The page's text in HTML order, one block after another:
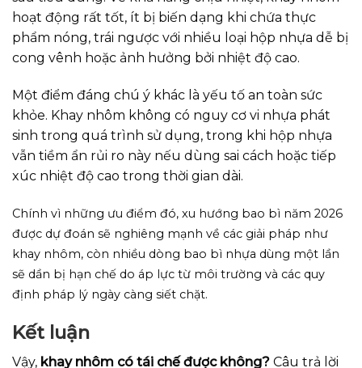
hoạt động rất tốt, ít bị biến dạng khi chứa thực
phẩm nóng, trái ngược với nhiều loại hộp nhựa dễ bị
cong vênh hoặc ảnh hưởng bởi nhiệt độ cao.
Một điểm đáng chú ý khác là yếu tố an toàn sức
khỏe. Khay nhôm không có nguy cơ vi nhựa phát
sinh trong quá trình sử dụng, trong khi hộp nhựa
vẫn tiềm ẩn rủi ro này nếu dùng sai cách hoặc tiếp
xúc nhiệt độ cao trong thời gian dài.
Chính vì những ưu điểm đó, xu hướng bao bì năm 2026
được dự đoán sẽ nghiêng mạnh về các giải pháp như
khay nhôm, còn nhiều dòng bao bì nhựa dùng một lần
sẽ dần bị hạn chế do áp lực từ môi trường và các quy
định pháp lý ngày càng siết chặt.
Kết luận
Vậy, khay nhôm có tái chế được không? Câu trả lời